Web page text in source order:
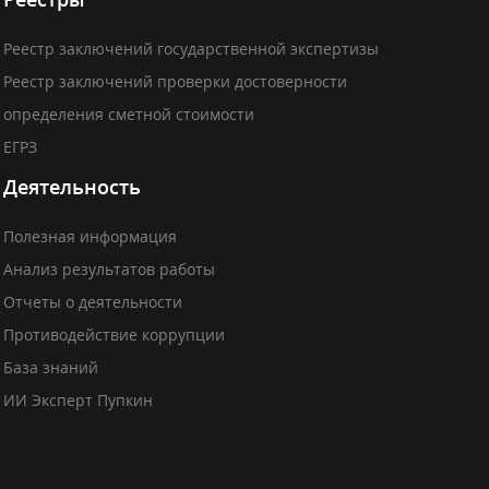
Реестр заключений государственной экспертизы
Реестр заключений проверки достоверности
определения сметной стоимости
ЕГРЗ
Деятельность
Полезная информация
Анализ результатов работы
Отчеты о деятельности
Противодействие коррупции
База знаний
ИИ Эксперт Пупкин